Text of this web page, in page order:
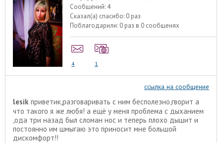
Сообщений: 4
Сказал(а) спасибо: 0 раз
Поблагодарили: 0 раз в 0 сообщенях
4 1
ссылка на сообщение
lesik приветик,разговаривать с ним бесполезно,гворит а
что такого я же любя! а ещё у меня проблема с дыханием
,ода три назад был сломан нос и теперь плохо дышит и
постоянно им шмыгаю это приносит мне большой
дискомфорт!!